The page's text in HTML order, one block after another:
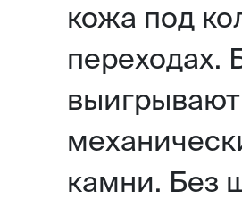
кожа под
переходах.
камни. Без